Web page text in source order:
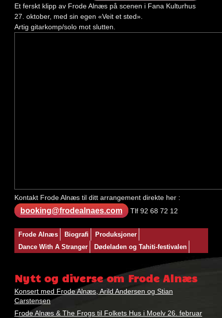
Et ferskt klipp av Frode Alnæs på scenen i Fana Kulturhus
27. oktober, med sin egen «Veit et sted».
Artig gitarkomp/solo mot slutten.
Kontakt Frode Alnæs til ditt arrangement direkte her :
booking@frodealnaes.com Tlf 92 68 72 12
Nøkkelord:
direktekontakt,
kontakt
kontakte
Frode Alnæs Biografi
Produksjoner
Dance With A Stranger
Dødeladen og Tahiti-festivalen
Nytt og diverse om Frode Alnæs
Konsert med Frode Alnæs, Arild Andersen og Stian
Carstensen
Frode Alnæs & The Frogs til Folkets Hus i Moelv 26. februar